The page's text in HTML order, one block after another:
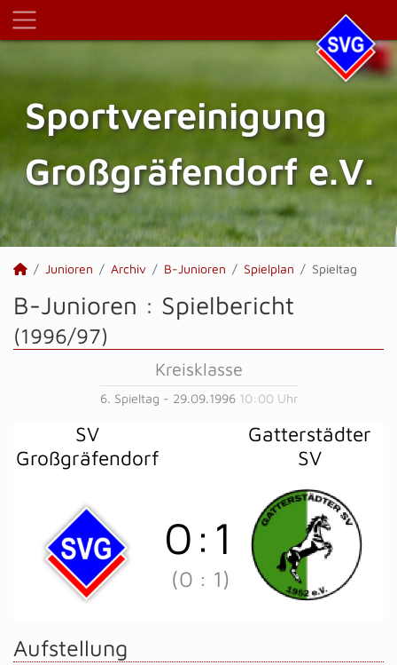
Sportvereinigung
Großgräfendorf e.V.
Junioren Archiv B-Junioren Spielplan Spieltag
B-Junioren : Spielbericht
(1996/97)
Kreisklasse
6. Spieltag - 29.09.1996 10:00 Uhr
SV
Großgräfendorf
Gatterstädter
SV
0 : 1
(0 : 1)
Aufstellung